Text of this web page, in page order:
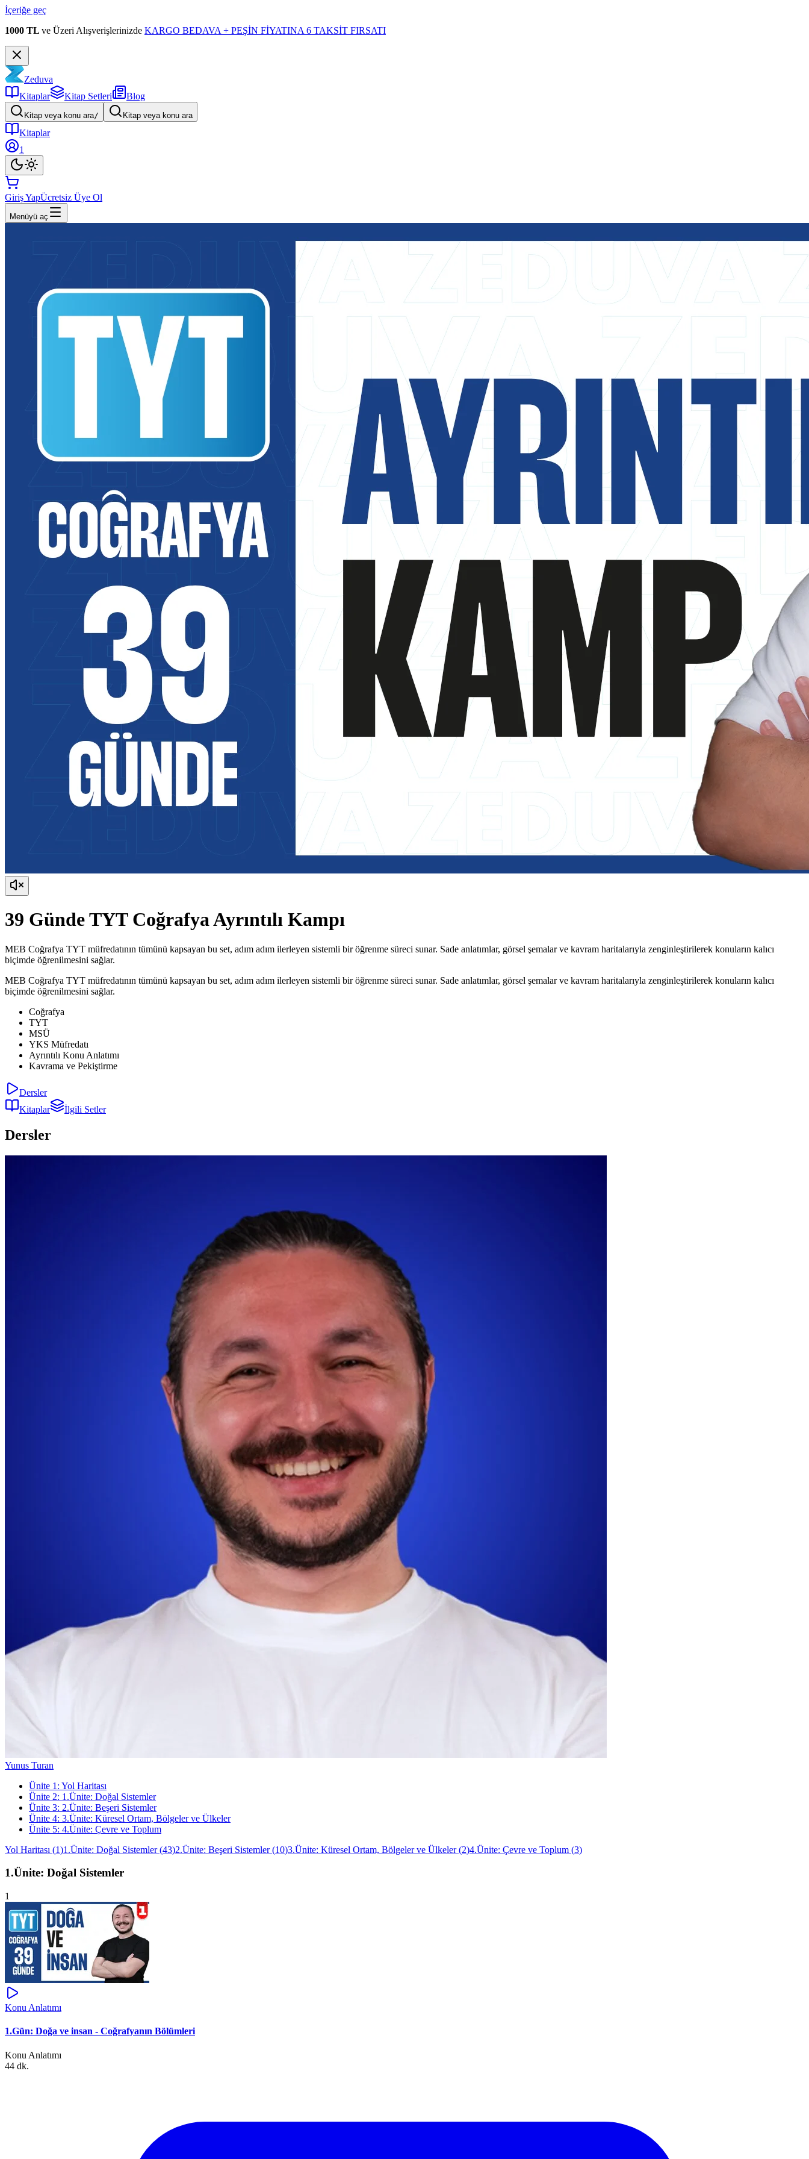
İçeriğe geç
1000 TL ve Üzeri Alışverişlerinizde KARGO BEDAVA + PEŞİN FİYATINA 6 TAKSİT FIRSATI
Zeduva
Kitaplar
Kitap Setleri Blog
Kitap veya konu ara/ Kitap veya konu ara
Kitaplar
1
Giriş YapÜcretsiz Üye Ol
Menüyü aç
39 Günde TYT Coğrafya Ayrıntılı Kampı
MEB Coğrafya TYT müfredatının tümünü kapsayan bu set, adım adım ilerleyen sistemli bir öğrenme süreci sunar. Sade anlatımlar, görsel şemalar ve kavram haritalarıyla zenginleştirilerek konuların kalıcı
biçimde öğrenilmesini sağlar.
MEB Coğrafya TYT müfredatının tümünü kapsayan bu set, adım adım ilerleyen sistemli bir öğrenme süreci sunar. Sade anlatımlar, görsel şemalar ve kavram haritalarıyla zenginleştirilerek konuların kalıcı
biçimde öğrenilmesini sağlar.
Coğrafya
TYT
MSÜ
YKS Müfredatı
Ayrıntılı Konu Anlatımı
Kavrama ve Pekiştirme
Dersler
Kitaplar
İlgili Setler
Dersler
Yunus Turan
Ünite 1 : Yol Haritası
Ünite 2: 1.Ünite: Doğal Sistemler
Ünite 3: 2.Ünite: Beşeri Sistemler
Ünite 4: 3.Ünite: Küresel Ortam, Bölgeler ve Ülkeler
Ünite 5: 4.Ünite: Çevre ve Toplum
Yol Haritası (1)1.Ünite: Doğal Sistemler(43)2.Ünite: Beşeri Sistemler(10)3.Ünite: Küresel Ortam, Bölgeler ve Ülkeler(2)4.Ünite: Çevre ve Toplum (3)
1.Ünite: Doğal Sistemler
1
Konu Anlatımı
1.Gün: Doğa ve insan - Coğrafyanın Bölümleri
Konu Anlatımı
44 dk.